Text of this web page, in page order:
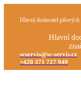
Hlavní dodavatel pilových
Hlavní
scservis@sc-servis.cz
+420 371 727 949